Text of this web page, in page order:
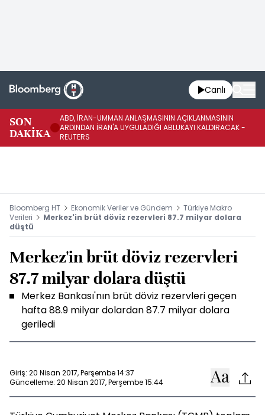
Canlı
SON
DAKİKA
ABD, İRAN-UMMAN ANLAŞMASININ AÇIKLANMASININ
ARDINDAN İRAN'A UYGULADIĞI ABLUKAYI KALDIRACAK -
REUTERS
Bloomberg HT Ekonomik Veriler ve Gündem
Türkiye Makro
Verileri
Merkez'in brüt döviz rezervleri 87.7 milyar dolara
düştü
Merkez'in brüt döviz rezervleri
87.7 milyar dolara düştü
Merkez Bankası'nın brüt döviz rezervleri geçen
hafta 88.9 milyar dolardan 87.7 milyar dolara
geriledi
Giriş: 20 Nisan 2017, Perşembe 14:37
Güncelleme: 20 Nisan 2017, Perşembe 15:44